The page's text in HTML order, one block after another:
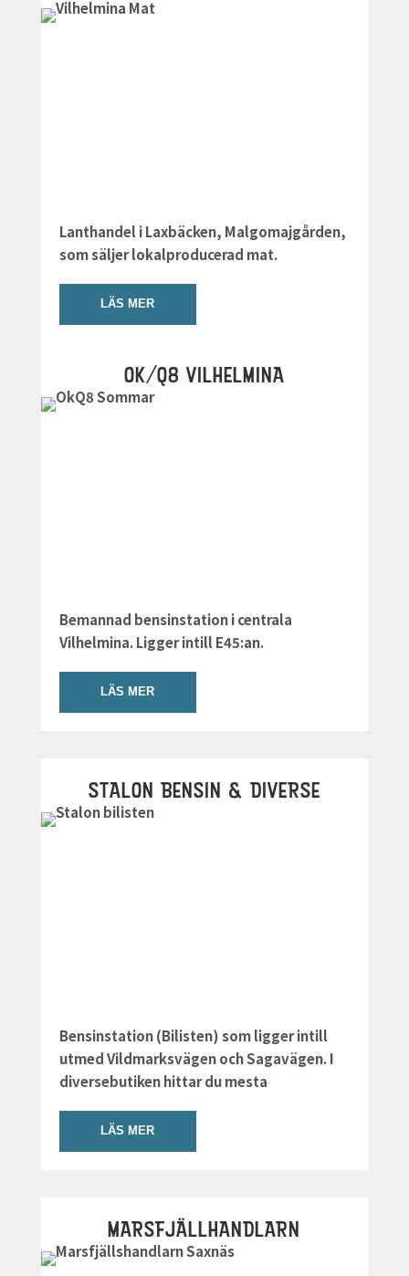
Lanthandel i Laxbäcken, Malgomajgården,
som säljer lokalproducerad mat.
LÄS MER
OK/Q8 VILHELMINA
Bemannad bensinstation i centrala
Vilhelmina. Ligger intill E45:an.
LÄS MER
STALON BENSIN & DIVERSE
Bensinstation (Bilisten) som ligger intill
utmed Vildmarksvägen och Sagavägen. I
diversebutiken hittar du mesta
LÄS MER
MARSFJÄLLHANDLARN